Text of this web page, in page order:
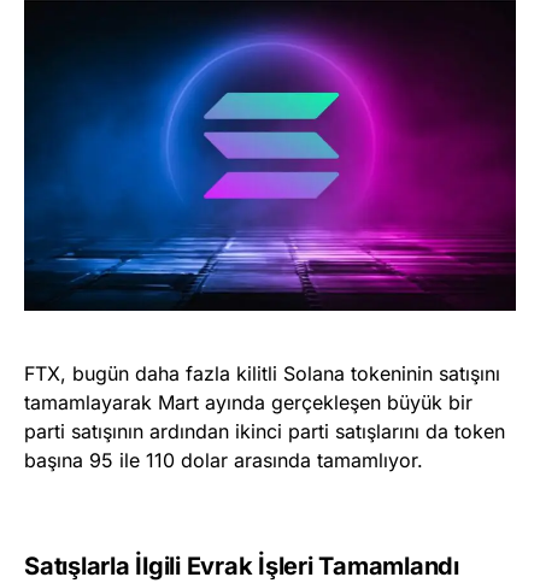
FTX, bugün daha fazla kilitli Solana tokeninin satışını
tamamlayarak Mart ayında gerçekleşen büyük bir
parti satışının ardından ikinci parti satışlarını da token
başına 95 ile 110 dolar arasında tamamlıyor.
Satışlarla İlgili Evrak İşleri Tamamlandı